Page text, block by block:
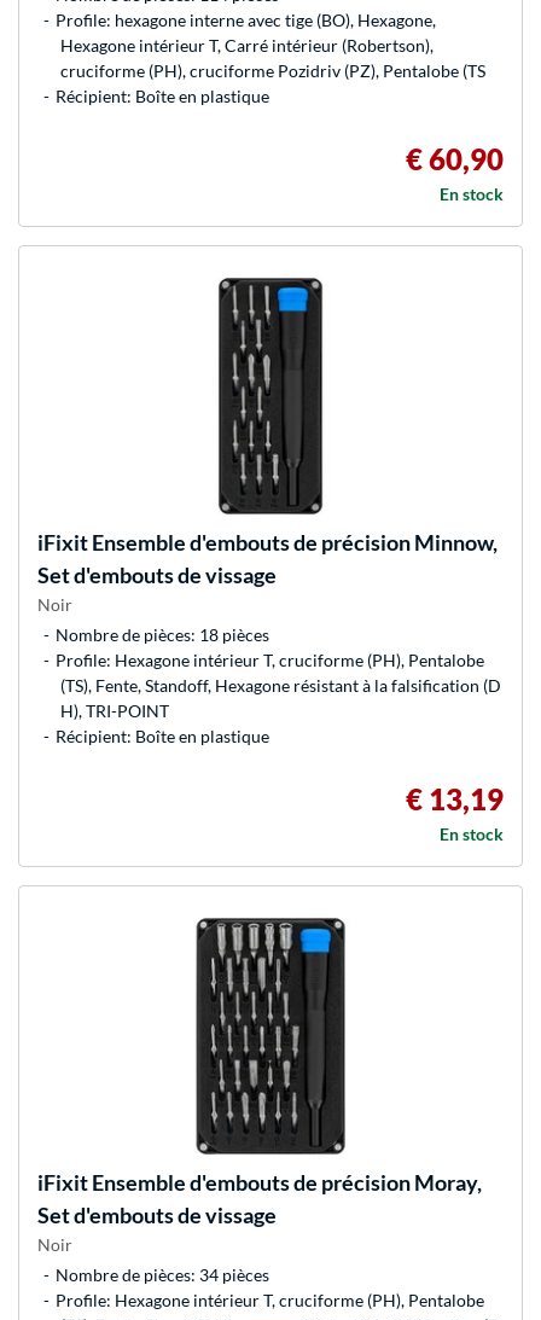
Profile: hexagone interne avec tige (BO), Hexagone,
Hexagone intérieur T, Carré intérieur (Robertson),
cruciforme (PH), cruciforme Pozidriv (PZ), Pentalobe (TS
Récipient: Boîte en plastique
€ 60,90
En stock
iFixitEnsemble d'embouts de précision Minnow,
Set d'embouts de vissage
Noir
Nombre de pièces: 18 pièces
Profile: Hexagone intérieur T, cruciforme (PH), Pentalobe
(TS), Fente, Standoff, Hexagone résistant à la falsification (D
H), TRI-POINT
Récipient: Boîte en plastique
€ 13,19
En stock
iFixitEnsemble d'embouts de précision Moray,
Set d'embouts de vissage
Noir
Nombre de pièces: 34 pièces
Profile: Hexagone intérieur T, cruciforme (PH), Pentalobe